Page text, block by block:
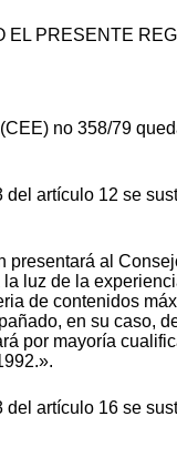
EL PRESENTE
no 358/79
del artículo 12 se
presentará al
luz de la
de contenidos
en su caso,
por mayoría
del artículo 16 se